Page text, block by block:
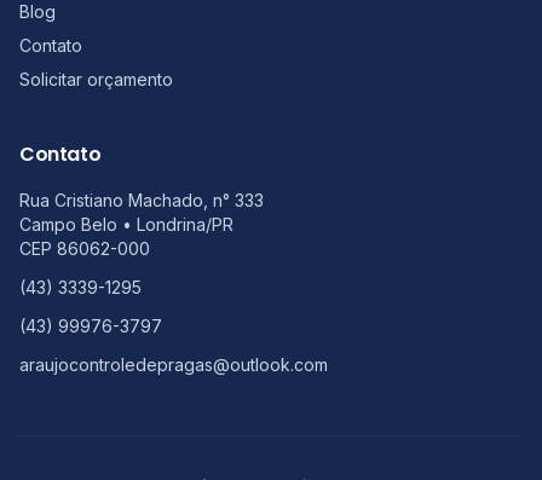
Blog
Contato
Solicitar orçamento
Contato
Rua Cristiano Machado, n° 333
Campo Belo • Londrina/PR
CEP 86062-000
(43) 3339-1295
(43) 99976-3797
araujocontroledepragas@outlook.com